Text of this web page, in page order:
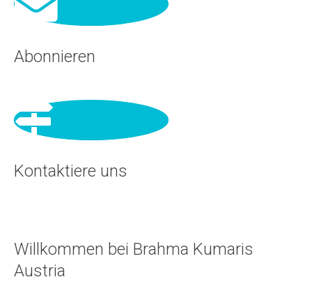
Abonnieren
Kontaktiere uns
Willkommen bei Brahma Kumaris
Austria